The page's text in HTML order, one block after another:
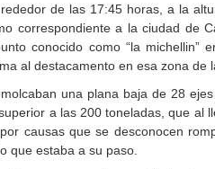
de las 17:45 horas, a la
correspondiente a la ciudad de
conocido como “la michellin”
al destacamento en esa zona de
una plana baja de 28
a las 200 toneladas, que al
causas que se desconocen
que estaba a su paso.